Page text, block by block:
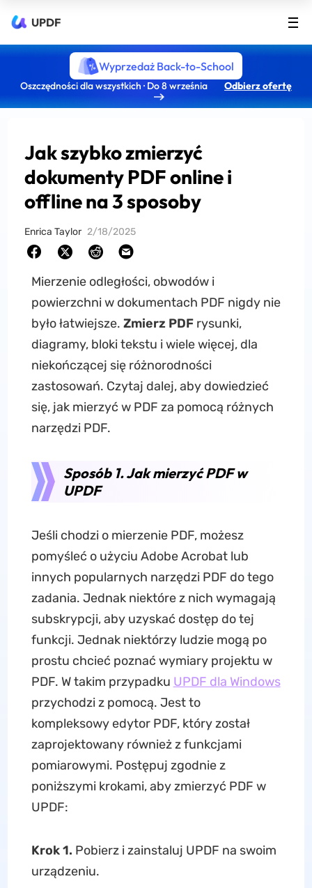
UPDF
Wyprzedaż Back-to-School
Oszczędności dla wszystkich · Do 8 września Odbierz ofertę
Jak szybko zmierzyć
dokumenty PDF online i
offline na 3 sposoby
Enrica Taylor 2/18/2025
Mierzenie odległości, obwodów i
powierzchni w dokumentach PDF nigdy nie
było łatwiejsze. Zmierz PDFrysunki,
diagramy, bloki tekstu i wiele więcej, dla
niekończącej się różnorodności
zastosowań. Czytaj dalej, aby dowiedzieć
się, jak mierzyć w PDF za pomocą różnych
narzędzi PDF.
Sposób 1. Jak mierzyć PDF w
UPDF
Jeśli chodzi o mierzenie PDF, możesz
pomyśleć o użyciu Adobe Acrobat lub
innych popularnych narzędzi PDF do tego
zadania. Jednak niektóre z nich wymagają
subskrypcji, aby uzyskać dostęp do tej
funkcji. Jednak niektórzy ludzie mogą po
prostu chcieć poznać wymiary projektu w
PDF. W takim przypadku UPDF dla Windows
przychodzi z pomocą. Jest to
kompleksowy edytor PDF, który został
zaprojektowany również z funkcjami
pomiarowymi. Postępuj zgodnie z
poniższymi krokami, aby zmierzyć PDF w
UPDF:
Krok 1. Pobierz i zainstaluj UPDF na swoim
urządzeniu.